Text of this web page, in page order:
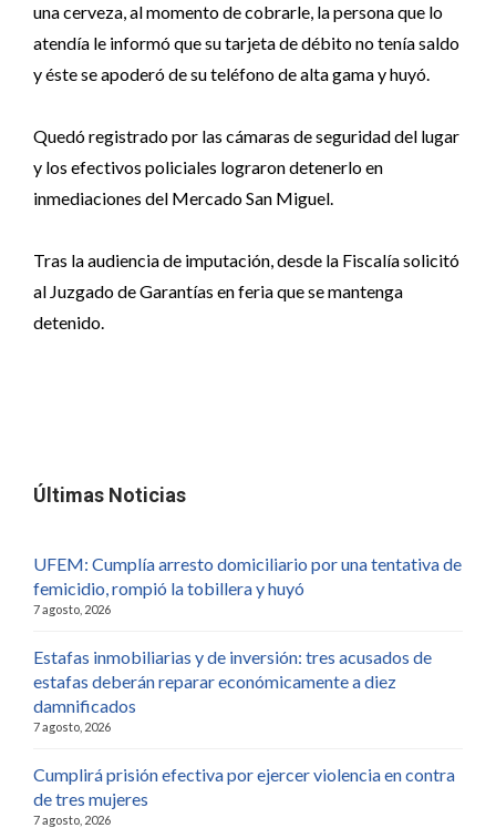
una cerveza, al momento de cobrarle, la persona que lo
atendía le informó que su tarjeta de débito no tenía saldo
y éste se apoderó de su teléfono de alta gama y huyó.
Quedó registrado por las cámaras de seguridad del lugar
y los efectivos policiales lograron detenerlo en
inmediaciones del Mercado San Miguel.
Tras la audiencia de imputación, desde la Fiscalía solicitó
al Juzgado de Garantías en feria que se mantenga
detenido.
Últimas Noticias
UFEM: Cumplía arresto domiciliario por una tentativa de
femicidio, rompió la tobillera y huyó
7 agosto, 2026
Estafas inmobiliarias y de inversión: tres acusados de
estafas deberán reparar económicamente a diez
damnificados
7 agosto, 2026
Cumplirá prisión efectiva por ejercer violencia en contra
de tres mujeres
7 agosto, 2026